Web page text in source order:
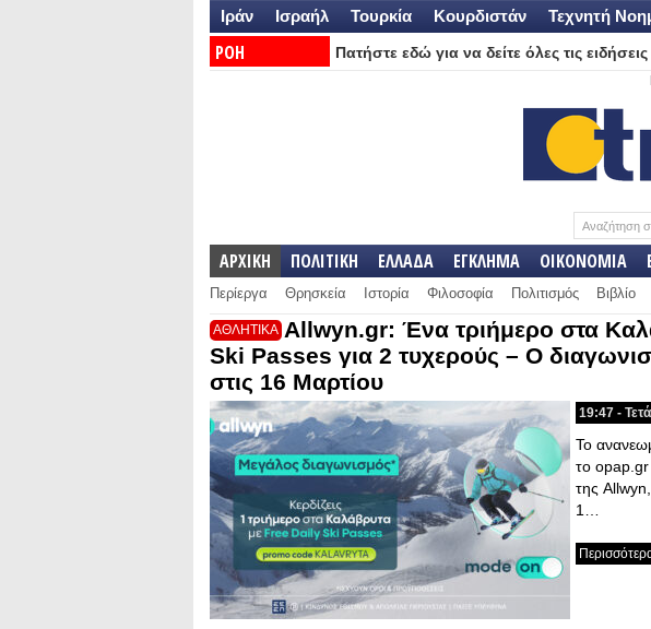
Ιράν Ισραήλ Τουρκία Κουρδιστάν Τεχνητή
ΡΟΗ
Πατήστε εδώ για να δείτε όλες τις
ΑΡΧΙΚΗ ΠΟΛΙΤΙΚΗ ΕΛΛΑΔΑ ΕΓΚΛΗΜΑ ΟΙΚΟΝΟΜΙΑ
Περίεργα Θρησκεία Ιστορία Φιλοσοφία Πολιτισμός Βιβλίο
ΑΘΛΗΤΙΚΑ Allwyn.gr: Ένα τριήμερο στα
Ski Passes για 2 τυχερούς – Ο
στις 16 Μαρτίου
19:47 -
Το
το
της Allwyn,
1…